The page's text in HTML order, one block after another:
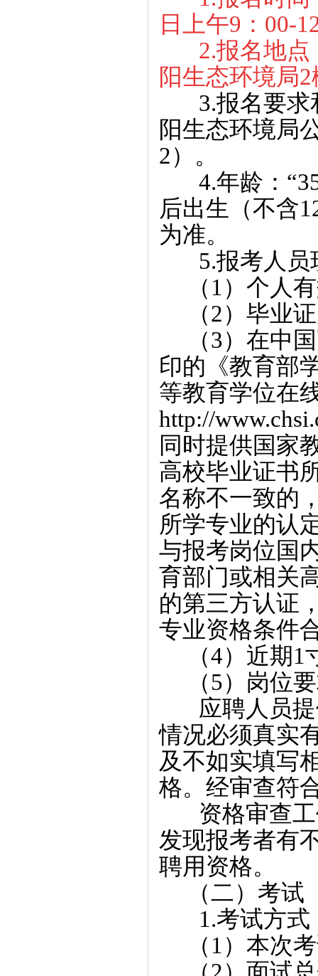
日上午9：00-
2.报名地
阳生态环境局
3.报名要求
阳生态环境局
2）。
4.年龄：“35
后出生（不含
为准。
5.报考人员
（1）个人有
（2）毕业证
（3）在中国
印的《教育部
等教育学位在
http://
同时提供国家
高校毕业证书
名称不一致的
所学专业的认
与报考岗位国
育部门或相关
的第三方认证
专业资格条件
（4）近期1
（5）岗位要
应聘人员提
情况必须真实
及不如实填写
格。经审查符
资格审查工
发现报考者有
聘用资格。
（二）考试
1.考试方式
（1）本次考